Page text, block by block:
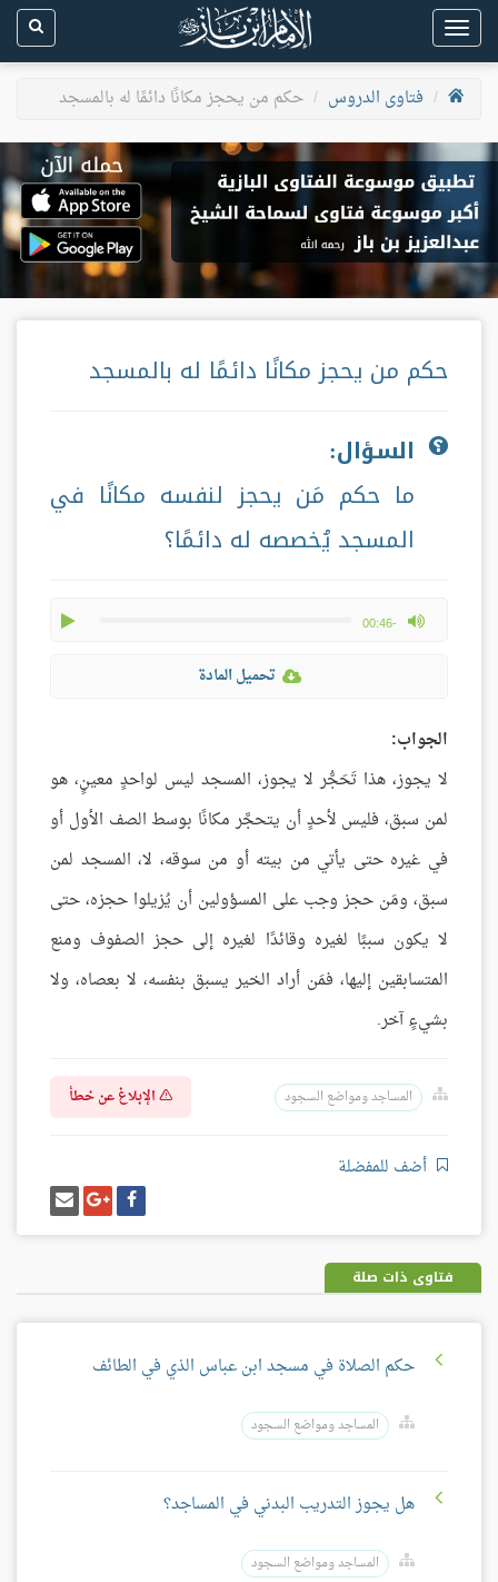
Toggle
navigation
فتاوى الدروس
حكم من يحجز مكانًا دائمًا له بالمسجد
حكم من يحجز مكانًا دائمًا له بالمسجد
السؤال:
ما حكم مَن يحجز لنفسه مكانًا في
المسجد يُخصصه له دائمًا؟
-00:46
max volume
تحميل المادة
الجواب:
لا يجوز، هذا تَحَجُّر لا يجوز، المسجد ليس لواحدٍ معينٍ، هو
لمن سبق، فليس لأحدٍ أن يتحجَّر مكانًا بوسط الصف الأول أو
في غيره حتى يأتي من بيته أو من سوقه، لا، المسجد لمن
سبق، ومَن حجز وجب على المسؤولين أن يُزيلوا حجزه، حتى
لا يكون سببًا لغيره وقائدًا لغيره إلى حجز الصفوف ومنع
المتسابقين إليها، فمَن أراد الخير يسبق بنفسه، لا بعصاه، ولا
بشيءٍ آخر.
المساجد ومواضع السجود الإبلاغ عن خطأ
أضف للمفضلة
شارك
على
فيسبوك
شارك
على
غوغل
بلس
إرسل
إيميل
فتاوى ذات صلة
حكم الصلاة في مسجد ابن عباس الذي في الطائف
المساجد ومواضع السجود
هل يجوز التدريب البدني في المساجد؟
المساجد ومواضع السجود